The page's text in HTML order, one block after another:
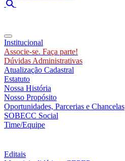
Toggle navigation
Institucional
Associe-se. Faça parte!
Dúvidas Administrativas
Atualização Cadastral
Estatuto
Nossa História
Nosso Propósito
Oportunidades, Parcerias e Chancelas
SOBECC Social
Time/Equipe
Editais